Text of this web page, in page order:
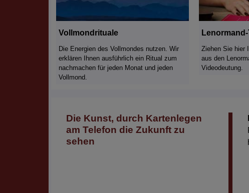
Vollmondrituale
Die Energien des Vollmondes nutzen. Wir
erklären Ihnen ausführlich ein Ritual zum
nachmachen für jeden Monat und jeden
Vollmond.
Ziehen Sie hier
aus den
Videodeutung.
Die Kunst, durch Kartenlegen
am Telefon die Zukunft zu
sehen